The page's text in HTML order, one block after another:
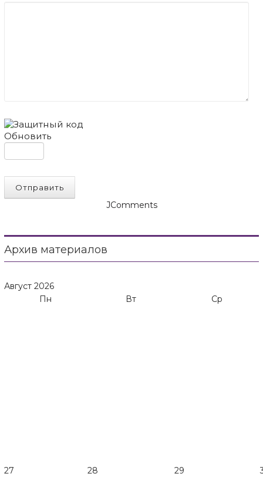
Обновить
Отправить
JComments
Архив материалов
Август 2026
Пн
Вт Ср
27 28 29